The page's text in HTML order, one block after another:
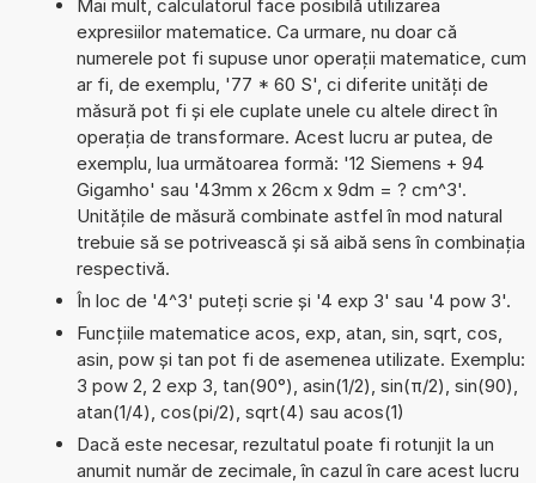
Mai mult, calculatorul face posibilă utilizarea
expresiilor matematice. Ca urmare, nu doar că
numerele pot fi supuse unor operații matematice, cum
ar fi, de exemplu, '77 * 60 S', ci diferite unități de
măsură pot fi și ele cuplate unele cu altele direct în
operația de transformare. Acest lucru ar putea, de
exemplu, lua următoarea formă: '12 Siemens + 94
Gigamho' sau '43mm x 26cm x 9dm = ? cm^3'.
Unitățile de măsură combinate astfel în mod natural
trebuie să se potrivească și să aibă sens în combinația
respectivă.
În loc de '4^3' puteți scrie și '4 exp 3' sau '4 pow 3'.
Funcțiile matematice acos, exp, atan, sin, sqrt, cos,
asin, pow și tan pot fi de asemenea utilizate. Exemplu:
3 pow 2, 2 exp 3, tan(90°), asin(1/2), sin(π/2), sin(90),
atan(1/4), cos(pi/2), sqrt(4) sau acos(1)
Dacă este necesar, rezultatul poate fi rotunjit la un
anumit număr de zecimale, în cazul în care acest lucru